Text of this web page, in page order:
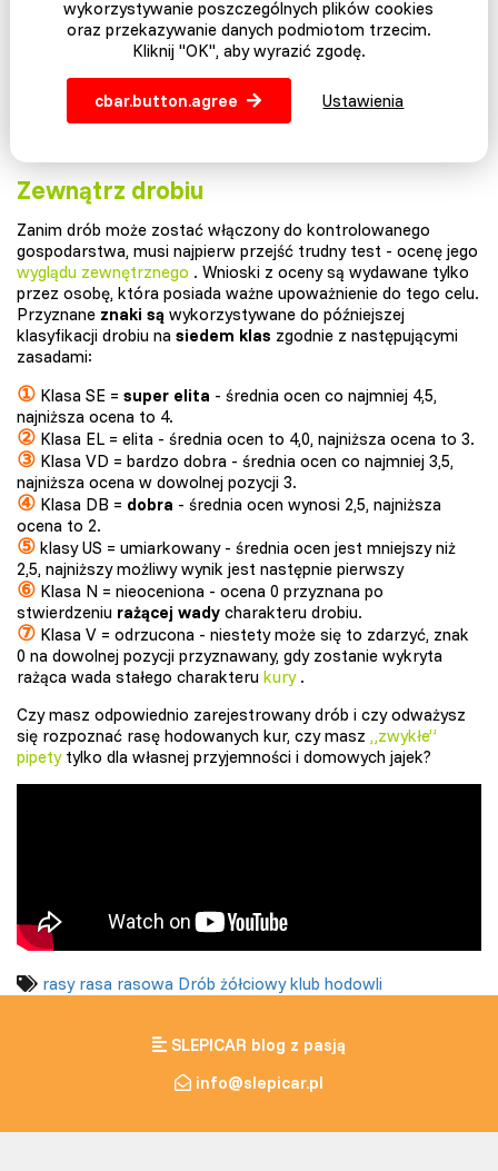
Zewnątrz drobiu
Zanim drób może zostać włączony do kontrolowanego
gospodarstwa, musi najpierw przejść trudny test - ocenę jego
wyglądu zewnętrznego . Wnioski z oceny są wydawane tylko
przez osobę, która posiada ważne upoważnienie do tego celu.
Przyznane znaki są wykorzystywane do późniejszej
klasyfikacji drobiu na siedem klas zgodnie z następującymi
zasadami:
① Klasa SE = super elita - średnia ocen co najmniej 4,5,
najniższa ocena to 4.
② Klasa EL = elita - średnia ocen to 4,0, najniższa ocena to 3.
③ Klasa VD = bardzo dobra - średnia ocen co najmniej 3,5,
najniższa ocena w dowolnej pozycji 3.
④ Klasa DB = dobra - średnia ocen wynosi 2,5, najniższa
ocena to 2.
⑤ klasy US = umiarkowany - średnia ocen jest mniejszy niż
2,5, najniższy możliwy wynik jest następnie pierwszy
⑥ Klasa N = nieoceniona - ocena 0 przyznana po
stwierdzeniu rażącej wady charakteru drobiu.
⑦ Klasa V = odrzucona - niestety może się to zdarzyć, znak
0 na dowolnej pozycji przyznawany, gdy zostanie wykryta
rażąca wada stałego charakteru kury.
Czy masz odpowiednio zarejestrowany drób i czy odważysz
się rozpoznać rasę hodowanych kur, czy masz „zwykłe”
pipetytylko dla własnej przyjemności i domowych jajek?
rasy rasa rasowa Drób żółciowy klub hodowli
SLEPICAR blog z pasją
info@slepicar.pl
wykorzystywanie poszczególnych plików cookies
oraz przekazywanie danych podmiotom trzecim.
Kliknij "OK", aby wyrazić zgodę.
cbar.button.agree Ustawienia